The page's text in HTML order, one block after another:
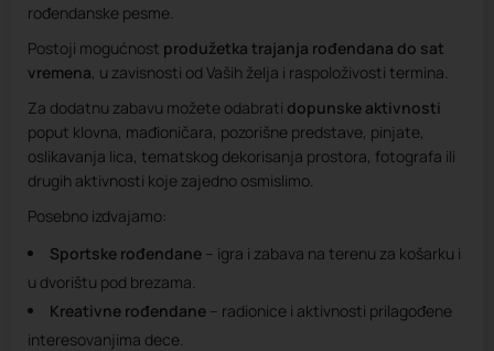
rođendanske pesme.
Postoji mogućnost produžetka trajanja rođendana do sat
vremena , u zavisnosti od Vaših želja i raspoloživosti termina.
Za dodatnu zabavu možete odabrati dopunske aktivnosti
poput klovna, mađioničara, pozorišne predstave, pinjate,
oslikavanja lica, tematskog dekorisanja prostora, fotografa ili
drugih aktivnosti koje zajedno osmislimo.
Posebno izdvajamo:
Sportske rođendane – igra i zabava na terenu za košarku i
u dvorištu pod brezama.
Kreativne rođendane – radionice i aktivnosti prilagođene
interesovanjima dece.